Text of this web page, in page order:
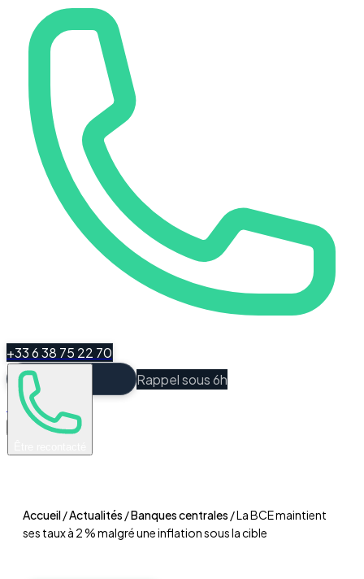
+33 6 38 75 22 70
Rappel sous 6h
Espace Client
Accueil/Actualités /Banques centrales /La BCE maintient
ses taux à 2 % malgré une inflation sous la cible